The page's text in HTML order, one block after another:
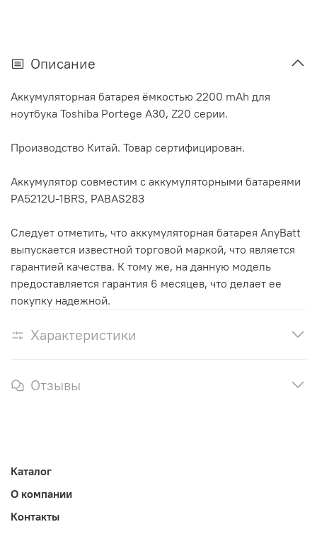
Описание
Аккумуляторная батарея ёмкостью 2200 mAh для
ноутбука Toshiba Portege A30, Z20 серии.
Производство Китай. Товар сертифицирован.
Аккумулятор cовместим с аккумуляторными батареями
PA5212U-1BRS, PABAS283
Следует отметить, что аккумуляторная батарея AnyBatt
выпускается известной торговой маркой, что является
гарантией качества. К тому же, на данную модель
предоставляется гарантия 6 месяцев, что делает ее
покупку надежной.
Характеристики
Отзывы
Каталог
О компании
Контакты